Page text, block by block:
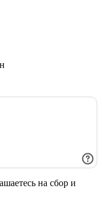
на сбор и